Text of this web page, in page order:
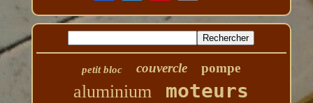
petit bloc couvercle pompe
aluminium moteurs